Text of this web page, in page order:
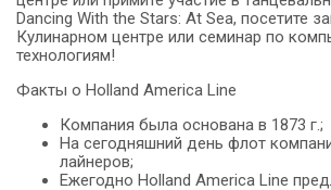
Dancing With the Stars: At Sea, посетите
Кулинарном центре или семинар по
технологиям!
Факты о Holland America Line
Компания была основана в 1873 г.;
На сегодняшний день флот
лайнеров;
Ежегодно Holland America Line